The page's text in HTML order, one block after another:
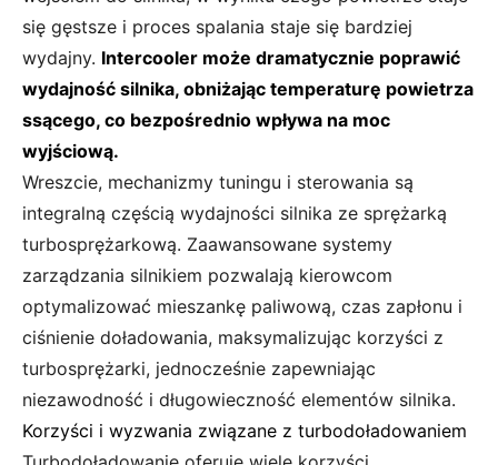
się gęstsze i proces spalania staje się bardziej
wydajny. Intercooler może dramatycznie poprawić
wydajność silnika, obniżając temperaturę powietrza
ssącego, co bezpośrednio wpływa na moc
wyjściową.
Wreszcie, mechanizmy tuningu i sterowania są
integralną częścią wydajności silnika ze sprężarką
turbosprężarkową. Zaawansowane systemy
zarządzania silnikiem pozwalają kierowcom
optymalizować mieszankę paliwową, czas zapłonu i
ciśnienie doładowania, maksymalizując korzyści z
turbosprężarki, jednocześnie zapewniając
niezawodność i długowieczność elementów silnika.
Korzyści i wyzwania związane z turbodoładowaniem